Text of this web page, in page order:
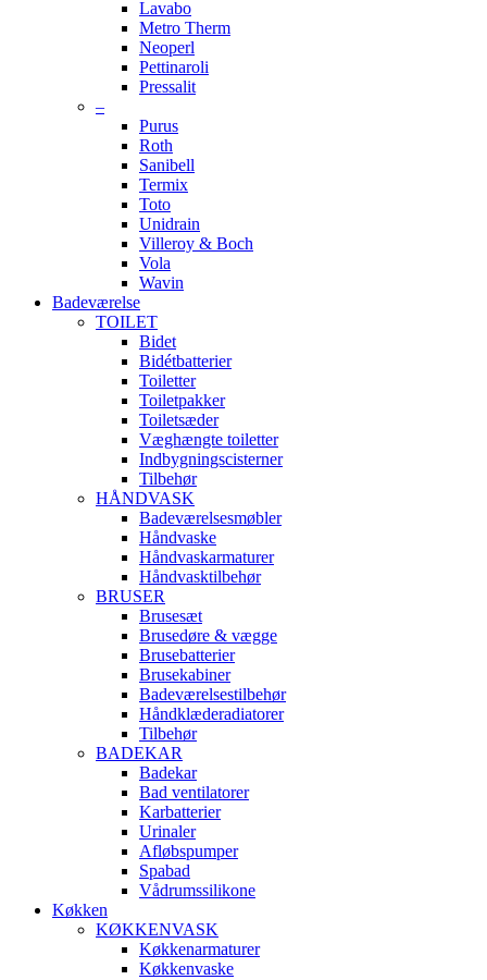
Lavabo
Metro Therm
Neoperl
Pettinaroli
Pressalit
–
Purus
Roth
Sanibell
Termix
Toto
Unidrain
Villeroy & Boch
Vola
Wavin
Badeværelse
TOILET
Bidet
Bidétbatterier
Toiletter
Toiletpakker
Toiletsæder
Væghængte toiletter
Indbygningscisterner
Tilbehør
HÅNDVASK
Badeværelsesmøbler
Håndvaske
Håndvaskarmaturer
Håndvasktilbehør
BRUSER
Brusesæt
Brusedøre & vægge
Brusebatterier
Brusekabiner
Badeværelsestilbehør
Håndklæderadiatorer
Tilbehør
BADEKAR
Badekar
Bad ventilatorer
Karbatterier
Urinaler
Afløbspumper
Spabad
Vådrumssilikone
Køkken
KØKKENVASK
Køkkenarmaturer
Køkkenvaske